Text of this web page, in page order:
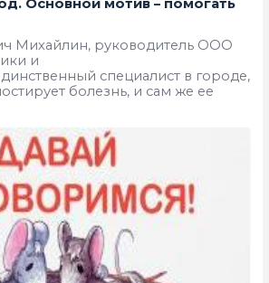
Основной мотив – помогать
Михайлин, руководитель ООО
и
специалист в городе,
болезнь, и сам же ее